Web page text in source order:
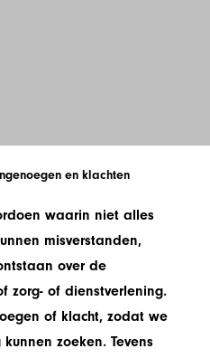
en klachten
waarin niet alles
misverstanden,
over de
zorg- of dienstverlening.
of klacht, zodat we
zoeken. Tevens